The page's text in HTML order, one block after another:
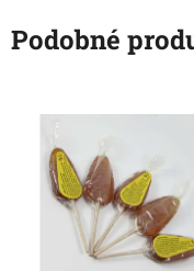
Podobné